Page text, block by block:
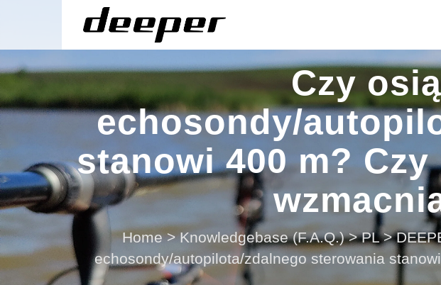
Czy
echosondy/
stanowi 400 m?
Home > Knowledgebase (F.A.Q.) > PL >
echosondy/autopilota/zdalnego sterowania